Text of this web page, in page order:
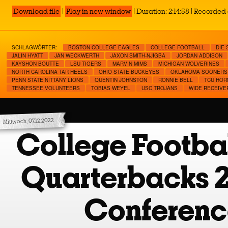
Download file | Play in new window | Duration: 2:14:58 | Recorded
SCHLAGWÖRTER: BOSTON COLLEGE EAGLES COLLEGE FOOTBALL
DIE
JALIN HYATT
JAN WECKWERTH JAXON SMITH-NJIGBA
JORDAN ADDISON
KAYSHON BOUTTE
LSU TIGERS MARVIN MIMS
MICHIGAN WOLVERINES
NORTH CAROLINA TAR HEELS
OHIO STATE BUCKEYES
OKLAHOMA SOONERS
PENN STATE NITTANY LIONS
QUENTIN JOHNSTON RONNIE BELL
TCU
TENNESSEE VOLUNTEERS
TOBIAS WEYEL USC TROJANS WIDE
Mittwoch, 07.12.2022
College
Quarterbacks